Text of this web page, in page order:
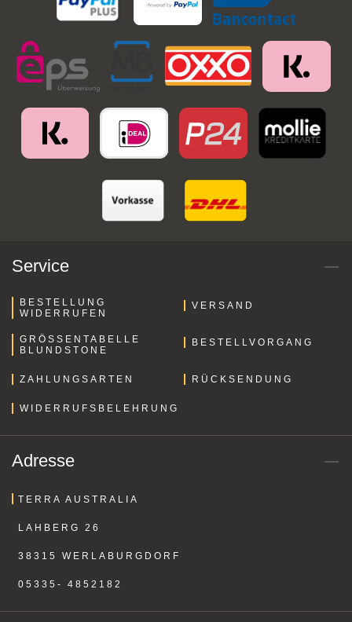
Service
BESTELLUNG
WIDERRUFEN
VERSAND
GRÖSSENTABELLE B
LUNDSTONE
BESTELLVORGANG
ZAHLUNGSARTEN RÜCKSENDUNG
WIDERRUFSBELEHRUNG
Adresse
TERRA AUSTRALIA
LAHBERG 26
38315 WERLABURGDORF
05335- 4852182